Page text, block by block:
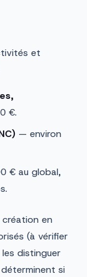
et
€.
— environ
€ au global,
en
(à vérifier
distinguer
déterminent si